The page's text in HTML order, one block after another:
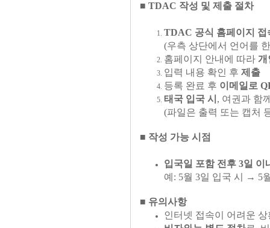
■ TDAC 작성 및 제출 절차
TDAC 공식 홈페이지 접
(우측 상단에서 언어를
홈페이지 안내에 따라 개
입력 내용 확인 후 제출
등록 완료 후 이메일로
태국 입국 시 , 여권과 함
(파일은 출력 또는 캡처
■ 작성 가능 시점
입국일 포함 전후 3일 이
예: 5월 3일 입국 시 → 5
■ 유의사항
인터넷 접속이 어려운